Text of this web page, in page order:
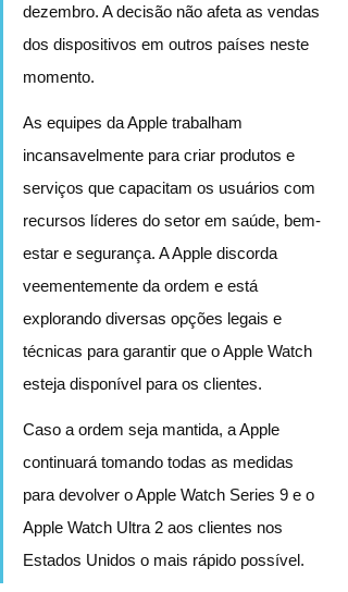
dezembro. A decisão não afeta as vendas
dos dispositivos em outros países neste
momento.
As equipes da Apple trabalham
incansavelmente para criar produtos e
serviços que capacitam os usuários com
recursos líderes do setor em saúde, bem-
estar e segurança. A Apple discorda
veementemente da ordem e está
explorando diversas opções legais e
técnicas para garantir que o Apple Watch
esteja disponível para os clientes.
Caso a ordem seja mantida, a Apple
continuará tomando todas as medidas
para devolver o Apple Watch Series 9 e o
Apple Watch Ultra 2 aos clientes nos
Estados Unidos o mais rápido possível.